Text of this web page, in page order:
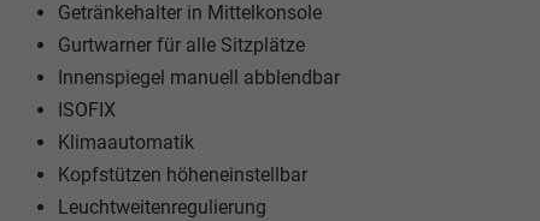
Getränkehalter in Mittelkonsole
Gurtwarner für alle Sitzplätze
Innenspiegel manuell abblendbar
ISOFIX
Klimaautomatik
Kopfstützen höheneinstellbar
Leuchtweitenregulierung